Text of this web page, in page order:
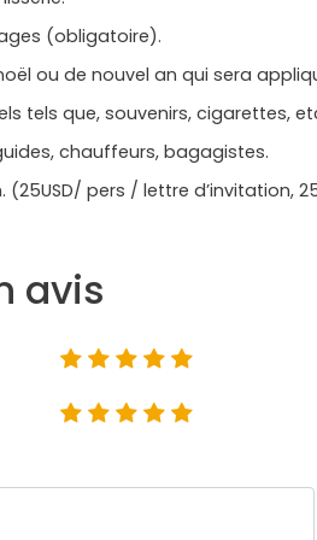
(obligatoire).
ou de nouvel an qui sera
tels que, souvenirs, cigarettes,
chauffeurs, bagagistes.
(25USD/ pers / lettre d’invitation,
avis